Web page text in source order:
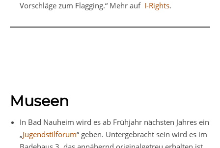
Vorschläge zum Flagging.“ Mehr auf I-Rights.
Museen
In Bad Nauheim wird es ab Frühjahr nächsten Jahres ein
„Jugendstilforum“ geben. Untergebracht sein wird es im